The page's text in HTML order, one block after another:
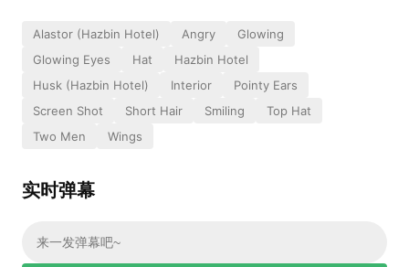
Alastor (Hazbin Hotel) Angry
Glowing
Glowing Eyes
Hat
Hazbin Hotel
Husk (Hazbin Hotel)
Interior
Pointy Ears
Screen Shot
Short Hair Smiling
Top Hat
Two Men
Wings
实时弹幕